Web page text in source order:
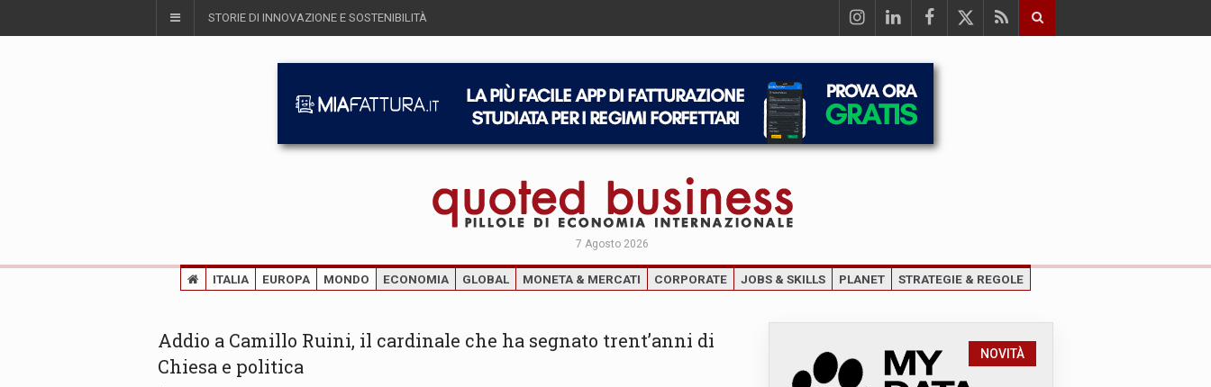
STORIE DI INNOVAZIONE E SOSTENIBILITÀ
7 Agosto 2026
ITALIA EUROPA MONDO ECONOMIA GLOBAL MONETA & MERCATI CORPORATE JOBS & SKILLS PLANET STRATEGIE & REGOLE
Addio a Camillo Ruini, il cardinale che ha segnato trent’anni di
Chiesa e politica
NOVITÀ